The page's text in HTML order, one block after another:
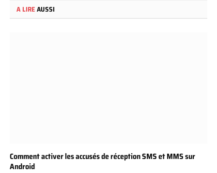
A LIREAUSSI
Comment activer les accusés de réception SMS et MMS sur
Android